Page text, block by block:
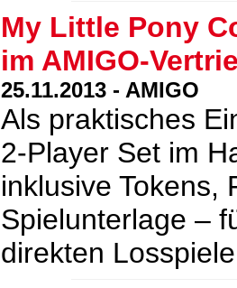
My Little Pony
im AMIGO-
25.11.2013 - AMIGO
Als praktisches
2-Player Set im
inklusive Tokens,
Spielunterlage –
direkten